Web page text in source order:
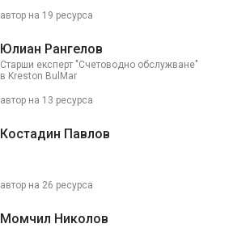
автор на 19 ресурса
Юлиан Рангелов
Старши експерт "Счетоводно обслужване"
в Kreston BulMar
автор на 13 ресурса
Костадин Павлов
автор на 26 ресурса
Момчил Николов